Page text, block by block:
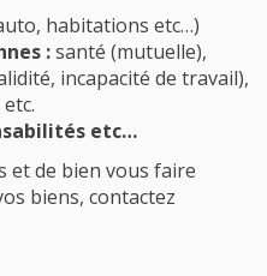
habitations etc…)
:santé (mutuelle),
incapacité de travail),
etc…
et de bien vous faire
biens, contactez